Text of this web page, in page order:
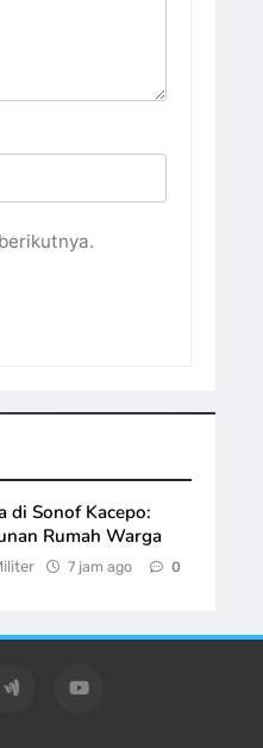
di Sonof Kacepo:
Rumah Warga
7 jam ago 0